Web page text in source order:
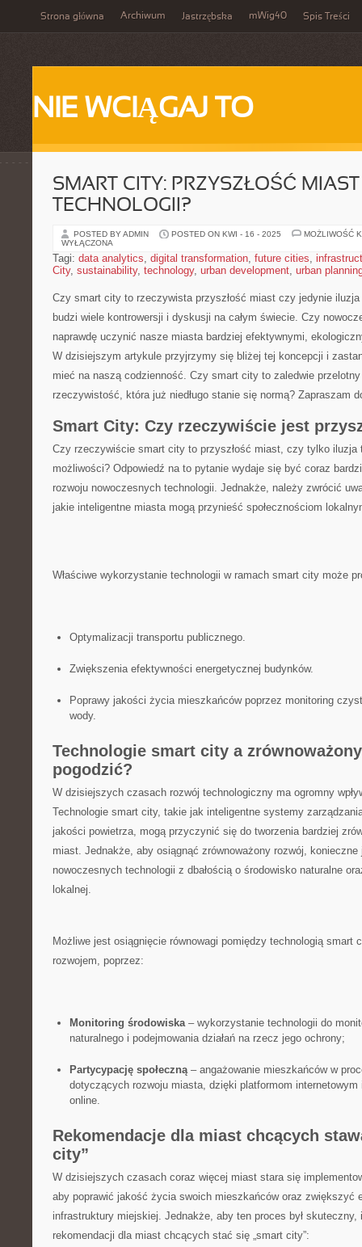
Strona główna Archiwum Jastrzębska mWig40 Spis Treści
NIE WCIĄGAJ TO
SMART CITY: PRZYSZŁOŚĆ
TECHNOLOGII?
POSTED BY ADMIN POSTED ON KWI - 16 - 2025
MOŻLIWOŚĆ
WYŁĄCZONA
Tagi: data analytics, digital transformation, future cities,
City, sustainability, technology, urban development, urban
Czy smart city ⁣to rzeczywista ‌przyszłość miast czy jedynie
budzi wiele⁣ kontrowersji i dyskusji na ⁤całym świecie. Czy
naprawdę uczynić nasze miasta bardziej efektywnymi,
W dzisiejszym artykule przyjrzymy się bliżej tej koncepcji i
mieć na naszą ‍codzienność. Czy smart city to zaledwie
rzeczywistość, która‌ już niedługo stanie się normą? Zapraszam
Smart City: Czy rzeczywiście jest
Czy rzeczywiście smart city to przyszłość⁢ miast, czy tylko iluzja
możliwości? Odpowiedź na to‌ pytanie wydaje się być coraz⁣
rozwoju nowoczesnych technologii. Jednakże, należy zwrócić
jakie inteligentne miasta mogą przynieść społecznościom
Właściwe wykorzystanie technologii ⁤w ⁣ramach smart city może
Optymalizacji transportu publicznego.
Zwiększenia efektywności energetycznej budynków.
Poprawy ‍jakości ⁢życia mieszkańców ‌poprzez monitoring
wody.
Technologie smart city ‌a
pogodzić?
W dzisiejszych czasach rozwój ‌technologiczny ma ogromny
Technologie smart city, takie jak inteligentne systemy
jakości powietrza, mogą przyczynić się do tworzenia⁣ bardziej
miast. Jednakże, aby osiągnąć zrównoważony rozwój, konieczne
nowoczesnych technologii z dbałością o środowisko naturalne⁤
lokalnej.
Możliwe jest osiągnięcie równowagi pomiędzy technologią smart
rozwojem, poprzez:
Monitoring środowiska– wykorzystanie technologii⁢ do
naturalnego i podejmowania‍ działań na rzecz jego ochrony;
Partycypację społeczną– angażowanie mieszkańców w
dotyczących rozwoju miasta, dzięki platformom
online.
Rekomendacje dla miast chcących
city”
W ⁣dzisiejszych czasach coraz więcej miast stara ​się
aby poprawić jakość życia swoich mieszkańców oraz‌ zwiększyć
⁣infrastruktury miejskiej. Jednakże, aby ten proces‍ był
rekomendacji dla miast chcących‌ stać się „smart‌ city”: